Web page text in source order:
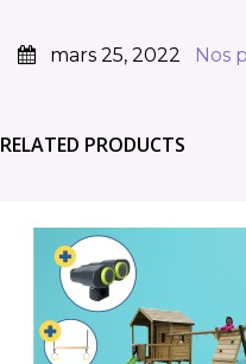
mars 25, 2022 Nos
RELATED PRODUCTS